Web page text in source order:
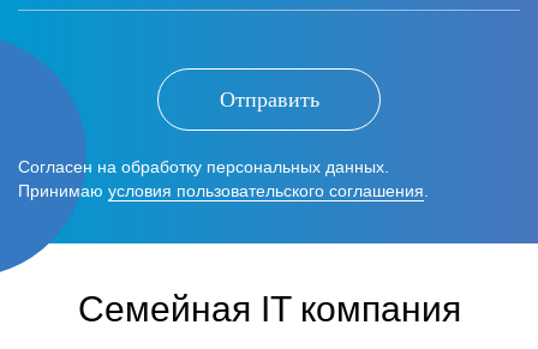
Отправить
Согласен на обработку персональных данных.
Принимаю условия пользовательского соглашения
Семейная IT компания